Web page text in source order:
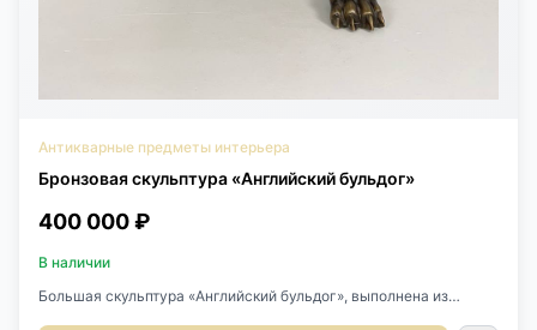
Антикварные предметы интерьера
Бронзовая скульптура «Английский бульдог»
400 000 ₽
В наличии
Большая скульптура «Английский бульдог», выполнена из